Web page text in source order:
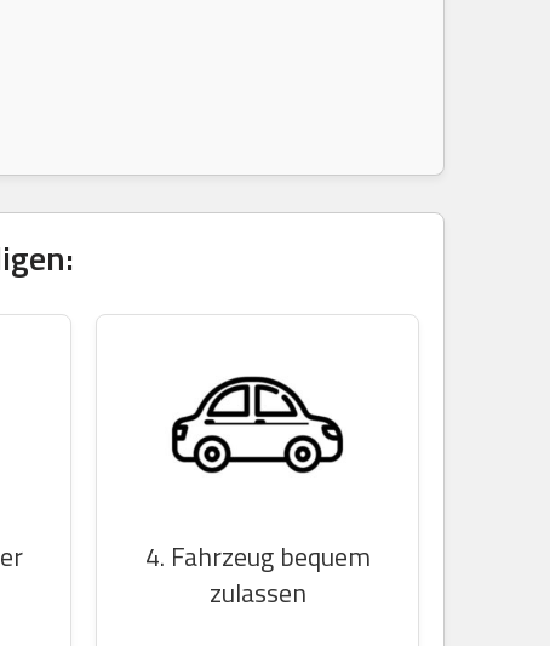
4. Fahrzeug bequem
zulassen